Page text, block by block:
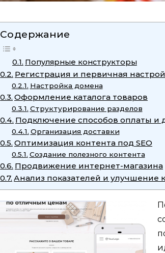
Содержание
Популярные конструкторы
Регистрация и первичная
Настройка домена
Оформление каталога товаров
Структурирование разделов
Подключение способов оплаты и
Организация доставки
Оптимизация контента под SEO
Создание полезного контента
Продвижение интернет-магазина
Анализ показателей и улучшение